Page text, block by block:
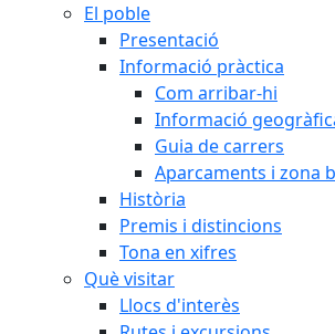
El poble
Presentació
Informació pràctica
Com arribar-hi
Informació
Guia de carrers
Aparcaments i zona
Història
Premis i distincions
Tona en xifres
Què visitar
Llocs d'interès